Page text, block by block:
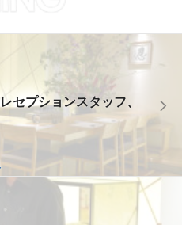
セプションスタッフ、